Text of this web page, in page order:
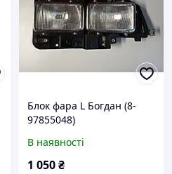
Блок фара L Богдан (8-
97855048)
В наявності
1 050₴